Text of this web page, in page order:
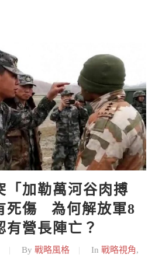
「加勒萬河谷肉搏
死傷   為何解放軍8
有營長陣亡？
By 戰略風格 In 戰略視角,